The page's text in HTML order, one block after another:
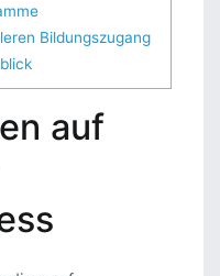
Bildungszugang
auf